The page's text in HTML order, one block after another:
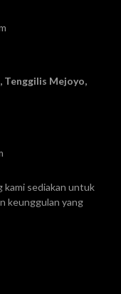
Tenggilis Mejoyo,
kami sediakan untuk
keunggulan yang